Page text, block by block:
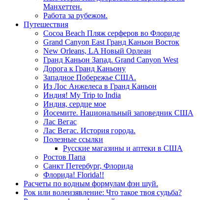
Манхеттен.
Работа за рубежом.
Путешествия
Cocoa Beach Пляж серферов во Флориде
Grand Canyon East Гранд Каньон Восток
New Orleans, LA Новый Орлеан
Гранд Каньон Запад. Grand Canyon West
Дорога к Гранд Каньону
Западное Побережье США.
Из Лос Анжелеса в Гранд Каньон
Индия! My Trip to India
Индия, сердце мое
Йосемите. Национальный заповедник США
Лас Вегас
Лас Вегас. История города.
Полезные ссылки
Русские магазины и аптеки в США
Ростов Папа
Санкт Петербург, Флорида
Флорида! Florida!!
Расчеты по водным формулам фэн шуй.
Рок или волеизявление: Что такое твоя судьба?